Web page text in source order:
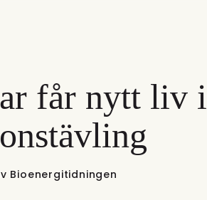
får nytt liv i
Bioenergitidningen